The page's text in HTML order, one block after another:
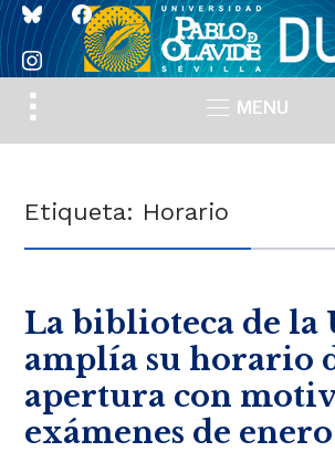
blueskyfacebook
instagram
Toggle
sidebar
MENU
Etiqueta: Horario
La biblioteca de la
amplía su horario
apertura con
exámenes de enero